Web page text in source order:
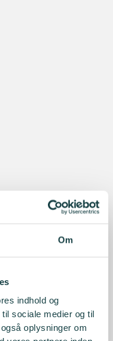
Om
indhold og
sociale medier og til
oplysninger om